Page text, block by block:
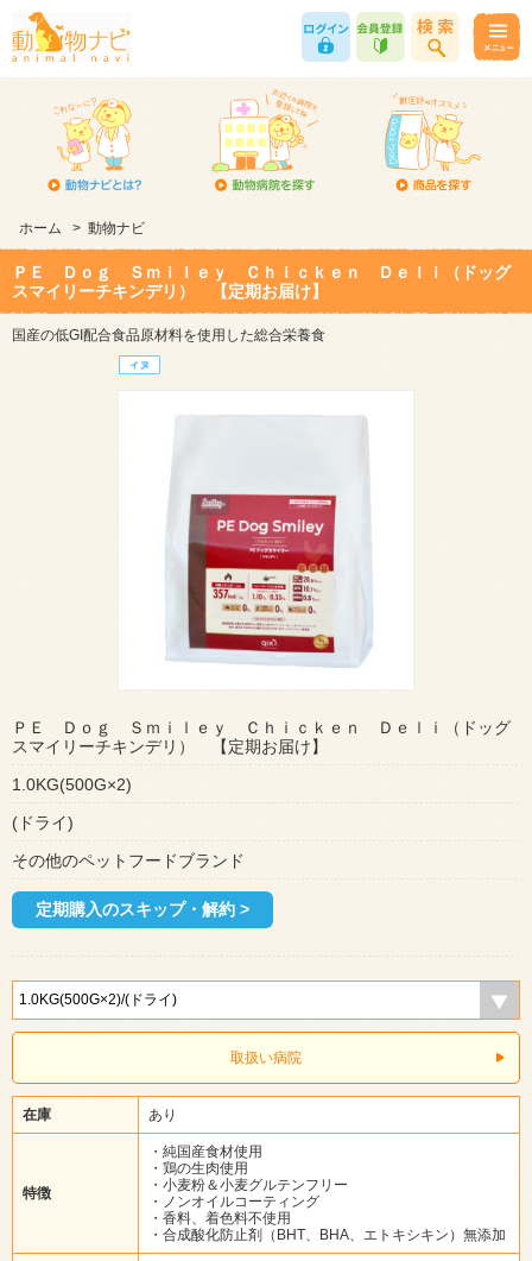
ホーム > 動物ナビ
ＰＥ Ｄｏｇ Ｓｍｉｌｅｙ Ｃｈｉｃｋｅｎ Ｄｅｌｉ（ドッグ
スマイリーチキンデリ） 【定期お届け】
国産の低GI配合食品原材料を使用した総合栄養食
ＰＥ Ｄｏｇ Ｓｍｉｌｅｙ Ｃｈｉｃｋｅｎ Ｄｅｌｉ（ドッグ
スマイリーチキンデリ） 【定期お届け】
1.0KG(500G×2)
(ドライ)
その他のペットフードブランド
定期購入のスキップ・解約 >
取扱い病院
在庫 あり
特徴
・純国産食材使用
・鶏の生肉使用
・小麦粉＆小麦グルテンフリー
・ノンオイルコーティング
・香料、着色料不使用
・合成酸化防止剤（BHT、BHA、エトキシキン）無添加